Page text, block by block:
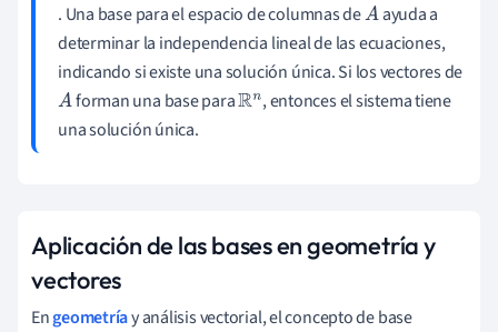
. Una base para el espacio de columnas deA ayuda a
determinar la independencia lineal de las ecuaciones,
indicando si existe una solución única. Si los vectores de
A forman una base paraRn , entonces el sistema tiene
una solución única.
Aplicación de las bases en geometría y
vectores
Engeometríay análisis vectorial, el concepto de base